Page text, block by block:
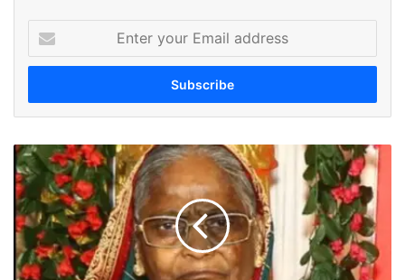
t
r
o
u
r
E
m
i
l
p
a
s
s
e
d
a